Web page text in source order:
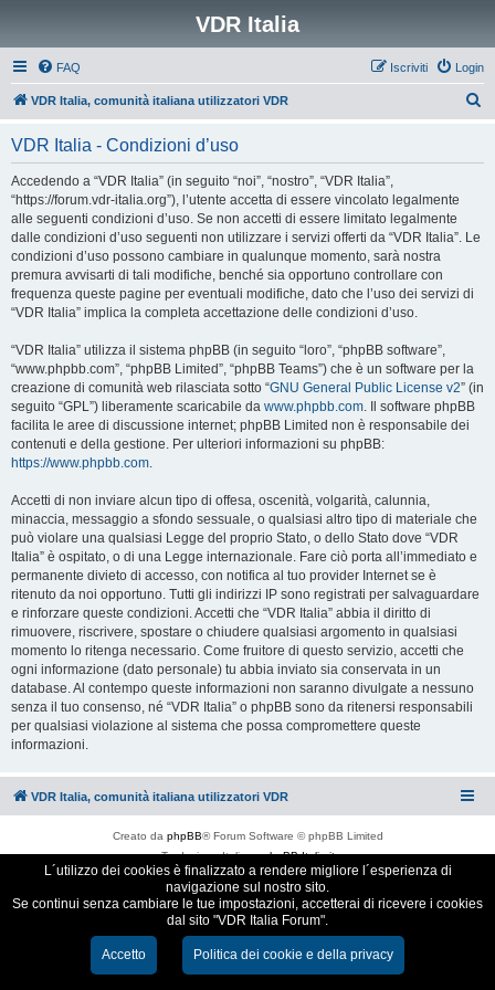
VDR Italia
FAQ Login
Iscriviti
VDR Italia, comunità italiana utilizzatori VDR
VDR Italia - Condizioni d’uso
Accedendo a “VDR Italia” (in seguito “noi”, “nostro”, “VDR Italia”,
“https://forum.vdr-italia.org”), l’utente accetta di essere vincolato legalmente
alle seguenti condizioni d’uso. Se non accetti di essere limitato legalmente
dalle condizioni d’uso seguenti non utilizzare i servizi offerti da “VDR Italia”. Le
condizioni d’uso possono cambiare in qualunque momento, sarà nostra
premura avvisarti di tali modifiche, benché sia opportuno controllare con
frequenza queste pagine per eventuali modifiche, dato che l’uso dei servizi di
“VDR Italia” implica la completa accettazione delle condizioni d’uso.
“VDR Italia” utilizza il sistema phpBB (in seguito “loro”, “phpBB software”,
“www.phpbb.com”, “phpBB Limited”, “phpBB Teams”) che è un software per la
creazione di comunità web rilasciata sotto “GNU General Public License v2” (in
seguito “GPL”) liberamente scaricabile da www.phpbb.com. Il software phpBB
facilita le aree di discussione internet; phpBB Limited non è responsabile dei
contenuti e della gestione. Per ulteriori informazioni su phpBB:
https://www.phpbb.com.
Accetti di non inviare alcun tipo di offesa, oscenità, volgarità, calunnia,
minaccia, messaggio a sfondo sessuale, o qualsiasi altro tipo di materiale che
può violare una qualsiasi Legge del proprio Stato, o dello Stato dove “VDR
Italia” è ospitato, o di una Legge internazionale. Fare ciò porta all’immediato e
permanente divieto di accesso, con notifica al tuo provider Internet se è
ritenuto da noi opportuno. Tutti gli indirizzi IP sono registrati per salvaguardare
e rinforzare queste condizioni. Accetti che “VDR Italia” abbia il diritto di
rimuovere, riscrivere, spostare o chiudere qualsiasi argomento in qualsiasi
momento lo ritenga necessario. Come fruitore di questo servizio, accetti che
ogni informazione (dato personale) tu abbia inviato sia conservata in un
database. Al contempo queste informazioni non saranno divulgate a nessuno
senza il tuo consenso, né “VDR Italia” o phpBB sono da ritenersi responsabili
per qualsiasi violazione al sistema che possa compromettere queste
informazioni.
VDR Italia, comunità italiana utilizzatori VDR
Creato da phpBB® Forum Software © phpBB Limited
Traduzione ItalianaphpBB-Italia.it
Cookie e Privacy
L´utilizzo dei cookies è finalizzato a rendere migliore l´esperienza di
navigazione sul nostro sito.
Se continui senza cambiare le tue impostazioni, accetterai di ricevere i cookies
dal sito "VDR Italia Forum".
Accetto Politica dei cookie e della privacy